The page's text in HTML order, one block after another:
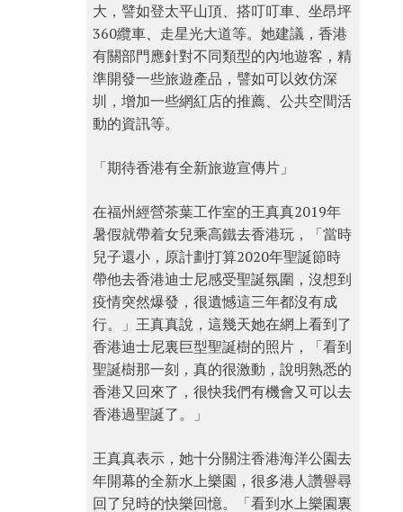
大，譬如登太平山頂、搭叮叮車、坐昂坪
360纜車、走星光大道等。她建議，香港
有關部門應針對不同類型的內地遊客，精
準開發一些旅遊產品，譬如可以效仿深
圳，增加一些網紅店的推薦、公共空間活
動的資訊等。
「期待香港有全新旅遊宣傳片」
在福州經營茶葉工作室的王真真2019年
暑假就帶着女兒乘高鐵去香港玩，「當時
兒子還小，原計劃打算2020年聖誕節時
帶他去香港迪士尼感受聖誕氛圍，沒想到
疫情突然爆發，很遺憾這三年都沒有成
行。」王真真說，這幾天她在網上看到了
香港迪士尼裏巨型聖誕樹的照片，「看到
聖誕樹那一刻，真的很激動，說明熟悉的
香港又回來了，很快我們有機會又可以去
香港過聖誕了。」
王真真表示，她十分關注香港海洋公園去
年開幕的全新水上樂園，很多港人讚譽尋
回了兒時的快樂回憶。「看到水上樂園裏